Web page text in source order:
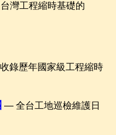
灣工程縮時基礎的
錄歷年國家級工程縮時
— 全台工地巡檢維護日